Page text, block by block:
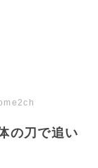
の刀で追い